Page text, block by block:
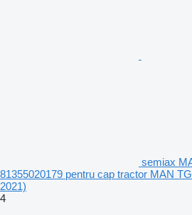
semiax
81355020179 pentru cap tractor MAN
2021)
4